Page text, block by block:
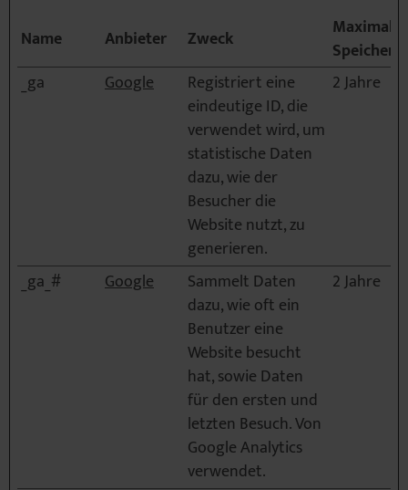
Name
Anbieter Zweck
Maximale
_ga
Google
Registriert eine
eindeutige ID, die
verwendet wird, um
statistische Daten
dazu, wie der
Besucher die
Website nutzt, zu
generieren.
2 Jahre
_ga_# Google
Sammelt Daten
dazu, wie oft ein
Benutzer eine
Website besucht
hat, sowie Daten
für den ersten und
letzten Besuch. Von
Google Analytics
verwendet.
2 Jahre